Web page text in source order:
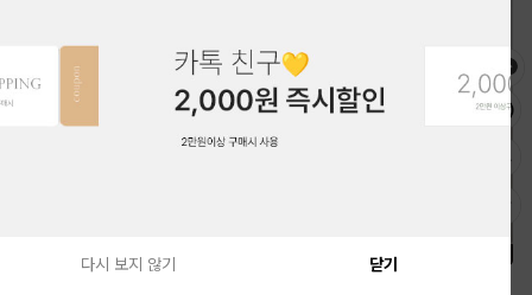
다시 보지 않기 닫기